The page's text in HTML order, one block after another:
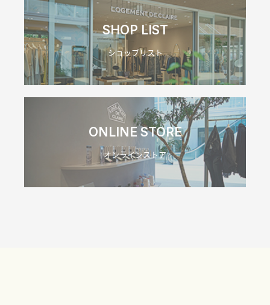
ONLINE STORE
オンラインストア
SHOP LIST
ショップリスト